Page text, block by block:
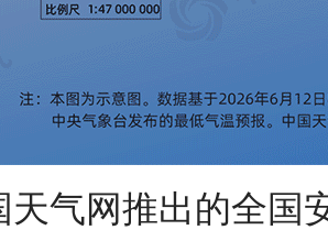
天气网推出的全国